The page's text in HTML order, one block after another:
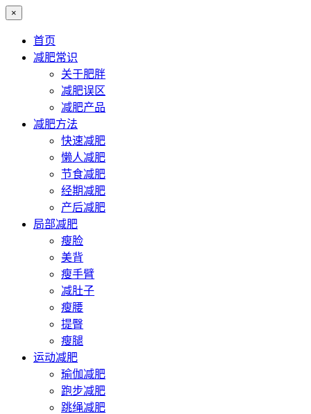
×
首页
减肥常识
关于肥胖
减肥误区
减肥产品
减肥方法
快速减肥
懒人减肥
节食减肥
经期减肥
产后减肥
局部减肥
瘦脸
美背
瘦手臂
减肚子
瘦腰
提臀
瘦腿
运动减肥
瑜伽减肥
跑步减肥
跳绳减肥